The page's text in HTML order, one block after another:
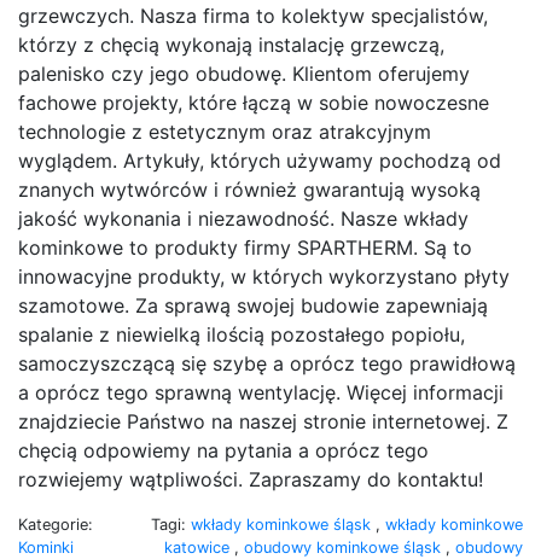
grzewczych. Nasza firma to kolektyw specjalistów,
którzy z chęcią wykonają instalację grzewczą,
palenisko czy jego obudowę. Klientom oferujemy
fachowe projekty, które łączą w sobie nowoczesne
technologie z estetycznym oraz atrakcyjnym
wyglądem. Artykuły, których używamy pochodzą od
znanych wytwórców i również gwarantują wysoką
jakość wykonania i niezawodność. Nasze wkłady
kominkowe to produkty firmy SPARTHERM. Są to
innowacyjne produkty, w których wykorzystano płyty
szamotowe. Za sprawą swojej budowie zapewniają
spalanie z niewielką ilością pozostałego popiołu,
samoczyszczącą się szybę a oprócz tego prawidłową
a oprócz tego sprawną wentylację. Więcej informacji
znajdziecie Państwo na naszej stronie internetowej. Z
chęcią odpowiemy na pytania a oprócz tego
rozwiejemy wątpliwości. Zapraszamy do kontaktu!
Kategorie:
Kominki
Tagi: wkłady kominkowe śląsk , wkłady kominkowe
katowice , obudowy kominkowe śląsk , obudowy